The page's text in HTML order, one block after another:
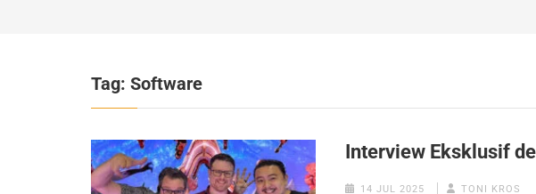
Tag: Software
Interview Eksklusif
14 JUL 2025 TONI KROS